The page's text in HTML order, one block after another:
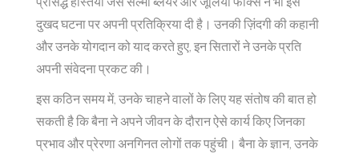
दुखद घटना पर अपनी प्रतिक्रिया दी है। उनकी ज़िंदगी की कहानी
और उनके योगदान को याद करते हुए, इन सितारों ने उनके प्रति
अपनी संवेदना प्रकट की।
इस कठिन समय में, उनके चाहने वालों के लिए यह संतोष की बात हो
सकती है कि बैना ने अपने जीवन के दौरान ऐसे कार्य किए जिनका
प्रभाव और प्रेरणा अनगिनत लोगों तक पहुंची। बैना के ज्ञान, उनके